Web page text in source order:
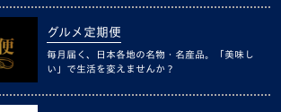
グルメ定期便
毎月届く、日本各地の名物・名産品。「美味し
い」で生活を変えませんか？